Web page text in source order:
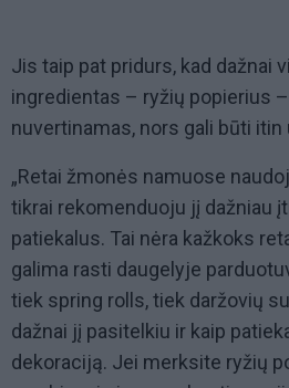
Jis taip pat pridurs, kad dažnai
ingredientas – ryžių popierius
nuvertinamas, nors gali būti itin
„Retai žmonės namuose
tikrai rekomenduoju jį dažniau
patiekalus. Tai nėra kažkoks
galima rasti daugelyje
tiek spring rolls, tiek daržovių
dažnai jį pasitelkiu ir kaip
dekoraciją. Jei merksite ryžių